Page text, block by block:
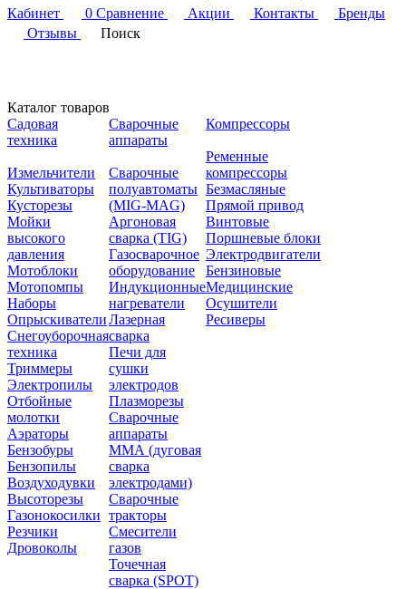
Кабинет
0 Сравнение Акции Контакты
Бренды
Отзывы
Поиск
Каталог товаров
Садовая
техника
Измельчители
Культиваторы
Кусторезы
Мойки
высокого
давления
Мотоблоки
Мотопомпы
Наборы
Опрыскиватели
Снегоуборочная
техника
Триммеры
Электропилы
Отбойные
молотки
Аэраторы
Бензобуры
Бензопилы
Воздуходувки
Высоторезы
Газонокосилки
Резчики
Дровоколы
Сварочные
аппараты
Сварочные
полуавтоматы
(MIG-MAG)
Аргоновая
сварка (TIG)
Газосварочное
оборудование
Индукционные
нагреватели
Лазерная
сварка
Печи для
сушки
электродов
Плазморезы
Сварочные
аппараты
ММА (дуговая
сварка
электродами)
Сварочные
тракторы
Смесители
газов
Точечная
сварка (SPOT)
Компрессоры
Ременные
компрессоры
Безмасляные
Прямой привод
Винтовые
Поршневые блоки
Электродвигатели
Бензиновые
Медицинские
Осушители
Ресиверы